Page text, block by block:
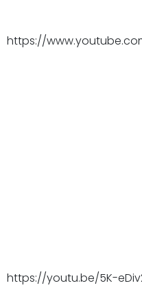
https://
https://youtu.be/5K-